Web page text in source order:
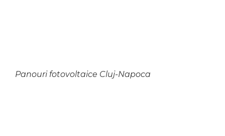
Panouri fotovoltaice Cluj-Napoca